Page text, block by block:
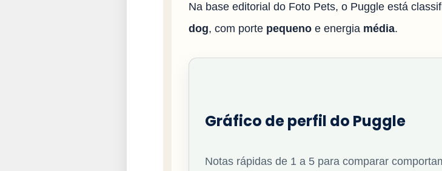
Na base editorial do Foto Pets, o Puggle está
dog, com porte pequeno e energia média.
Gráfico de perfil do Puggle
Notas rápidas de 1 a 5 para comparar